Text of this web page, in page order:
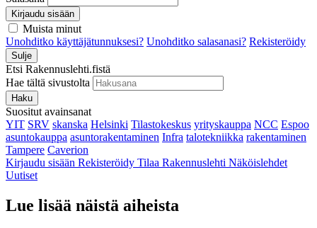
Kirjaudu sisään
Muista minut
Unohditko käyttäjätunnuksesi? Unohditko salasanasi? Rekisteröidy
Sulje
Etsi Rakennuslehti.fistä
Hae tältä sivustolta
Haku
Suositut avainsanat
YIT SRV skanska Helsinki Tilastokeskus yrityskauppa NCC Espoo
asuntokauppa asuntorakentaminen Infra talotekniikka rakentaminen
Tampere Caverion
Kirjaudu sisään Rekisteröidy Tilaa Rakennuslehti Näköislehdet
Uutiset
Lue lisää näistä aiheista